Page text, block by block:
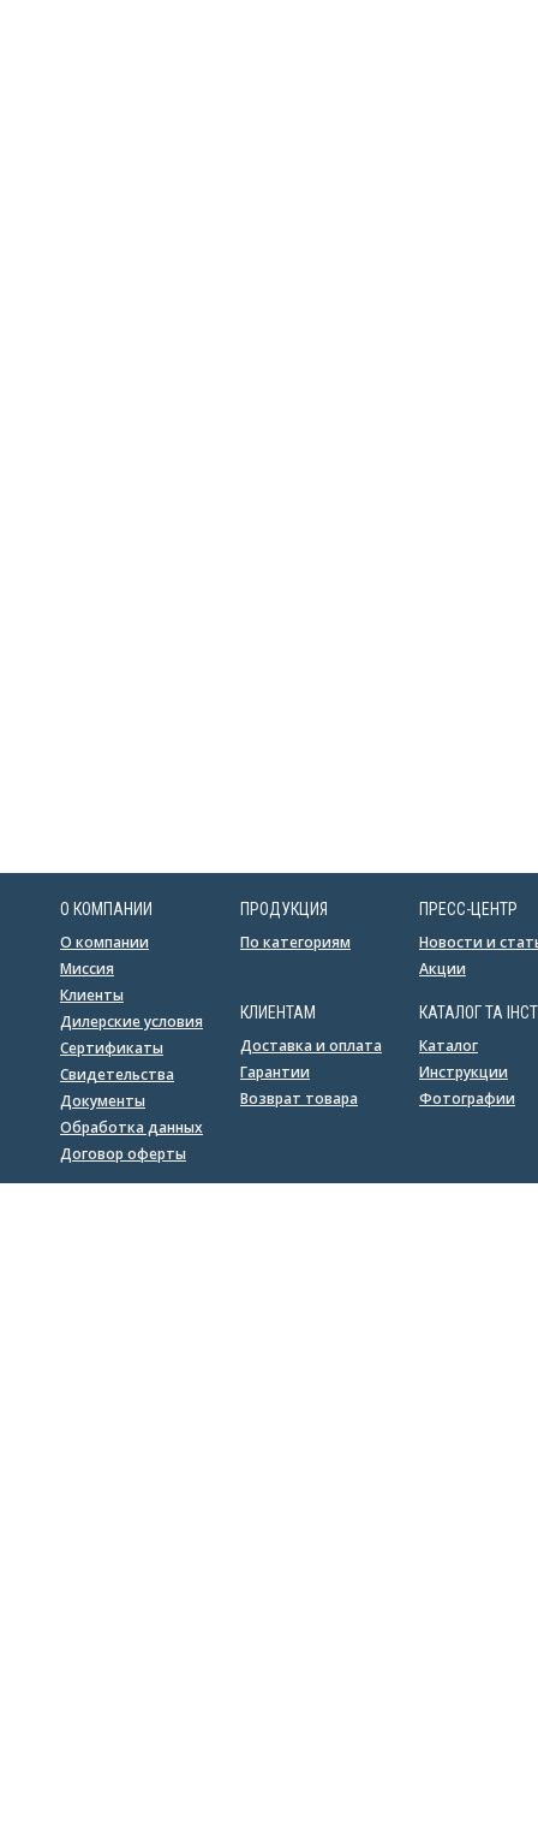
О КОМПАНИИ
О компании
Миссия
Клиенты
Дилерские условия
Сертификаты
Свидетельства
Документы
Обработка данных
Договор оферты
ПРОДУКЦИЯ
По категориям
КЛИЕНТАМ
Доставка и оплата
Гарантии
Возврат товара
ПРЕСС-ЦЕНТР
Новости и
Акции
КАТАЛОГ ТА
Каталог
Инструкции
Фотографии